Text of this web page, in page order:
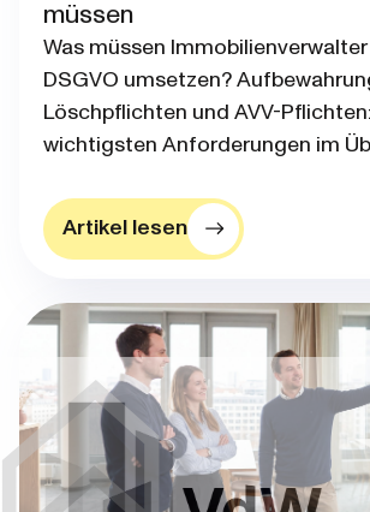
müssen
Was müssen
DSGVO umsetzen?
Löschpflichten und AVV-
wichtigsten Anforderungen im
Artikel lesen
Blog post thumbnail